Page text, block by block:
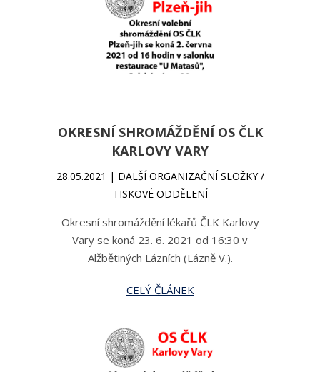
OKRESNÍ SHROMÁŽDĚNÍ OS ČLK
KARLOVY VARY
28.05.2021 | DALŠÍ ORGANIZAČNÍ SLOŽKY /
TISKOVÉ ODDĚLENÍ
Okresní shromáždění lékařů ČLK Karlovy
Vary se koná 23. 6. 2021 od 16:30 v
Alžbětiných Lázních (Lázně V.).
CELÝ ČLÁNEK